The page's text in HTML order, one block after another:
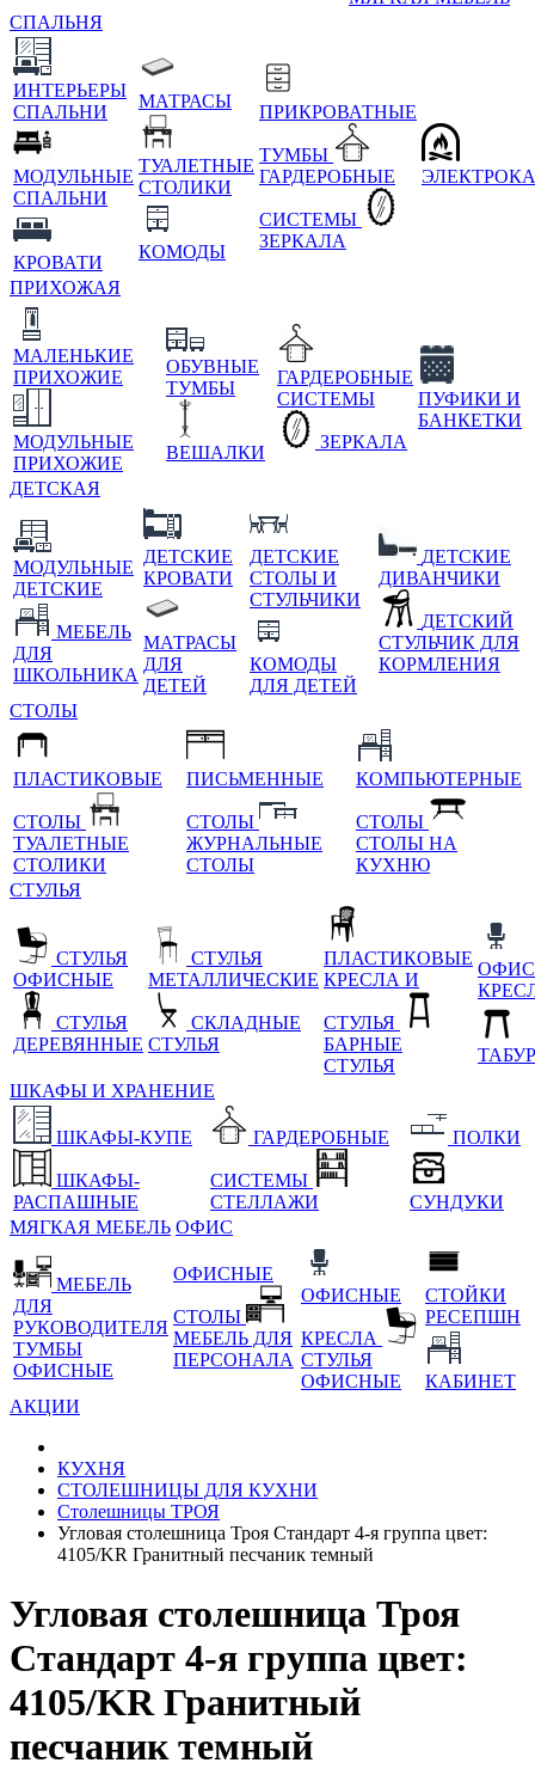
СПАЛЬНЯ
ИНТЕРЬЕРЫ
СПАЛЬНИ
МОДУЛЬНЫЕ
СПАЛЬНИ
КРОВАТИ
МАТРАСЫ
ТУАЛЕТНЫЕ
СТОЛИКИ
КОМОДЫ
ПРИКРОВАТНЫЕ
ТУМБЫ
ГАРДЕРОБНЫЕ
СИСТЕМЫ
ЗЕРКАЛА
ПРИХОЖАЯ
МАЛЕНЬКИЕ
ПРИХОЖИЕ
МОДУЛЬНЫЕ
ПРИХОЖИЕ
ОБУВНЫЕ
ТУМБЫ
ВЕШАЛКИ
ГАРДЕРОБНЫЕ
СИСТЕМЫ
ЗЕРКАЛА
ПУФИКИ И
БАНКЕТКИ
ДЕТСКАЯ
МОДУЛЬНЫЕ
ДЕТСКИЕ
МЕБЕЛЬ
ДЛЯ
ШКОЛЬНИКА
ДЕТСКИЕ
КРОВАТИ
МАТРАСЫ
ДЛЯ
ДЕТЕЙ
ДЕТСКИЕ
СТОЛЫ И
СТУЛЬЧИКИ
КОМОДЫ
ДЛЯ ДЕТЕЙ
ДЕТСКИЕ
ДИВАНЧИКИ
ДЕТСКИЙ
СТУЛЬЧИК ДЛЯ
КОРМЛЕНИЯ
СТОЛЫ
ПЛАСТИКОВЫЕ
СТОЛЫ
ТУАЛЕТНЫЕ
СТОЛИКИ
ПИСЬМЕННЫЕ
СТОЛЫ
ЖУРНАЛЬНЫЕ
СТОЛЫ
КОМПЬЮТЕРНЫЕ
СТОЛЫ
СТОЛЫ НА
КУХНЮ
СТУЛЬЯ
СТУЛЬЯ
ОФИСНЫЕ
СТУЛЬЯ
ДЕРЕВЯННЫЕ
СТУЛЬЯ
МЕТАЛЛИЧЕСКИЕ
СКЛАДНЫЕ
СТУЛЬЯ
ПЛАСТИКОВЫЕ
КРЕСЛА И
СТУЛЬЯ
БАРНЫЕ
СТУЛЬЯ
ШКАФЫ И ХРАНЕНИЕ
ШКАФЫ-КУПЕ
ШКАФЫ-
РАСПАШНЫЕ
ГАРДЕРОБНЫЕ
СИСТЕМЫ
СТЕЛЛАЖИ
ПОЛКИ
СУНДУКИ
МЯГКАЯ МЕБЕЛЬ ОФИС
МЕБЕЛЬ
ДЛЯ
РУКОВОДИТЕЛЯ
ТУМБЫ
ОФИСНЫЕ
ОФИСНЫЕ
СТОЛЫ
МЕБЕЛЬ ДЛЯ
ПЕРСОНАЛА
ОФИСНЫЕ
КРЕСЛА
СТУЛЬЯ
ОФИСНЫЕ
СТОЙКИ
РЕСЕПШН
КАБИНЕТ
АКЦИИ
КУХНЯ
СТОЛЕШНИЦЫ ДЛЯ КУХНИ
Столешницы ТРОЯ
Угловая столешница Троя Стандарт 4-я группа цвет:
4105/KR Гранитный песчаник темный
Угловая столешница Троя
Стандарт 4-я группа цвет:
4105/KR Гранитный
песчаник темный